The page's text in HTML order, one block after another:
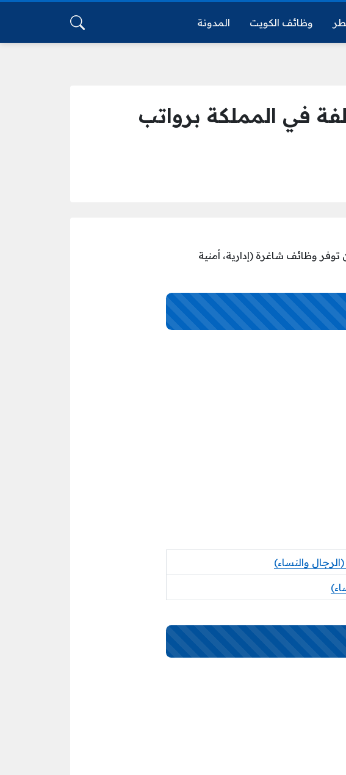
وظائف الكويت المدونة
في المملكة برواتب
وظائف شاغرة (إدارية، أمنية
والنساء)